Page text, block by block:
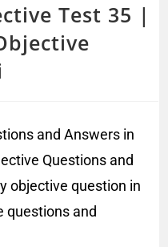
Test 35 |
and Answers in
Questions and
objective question in
questions and